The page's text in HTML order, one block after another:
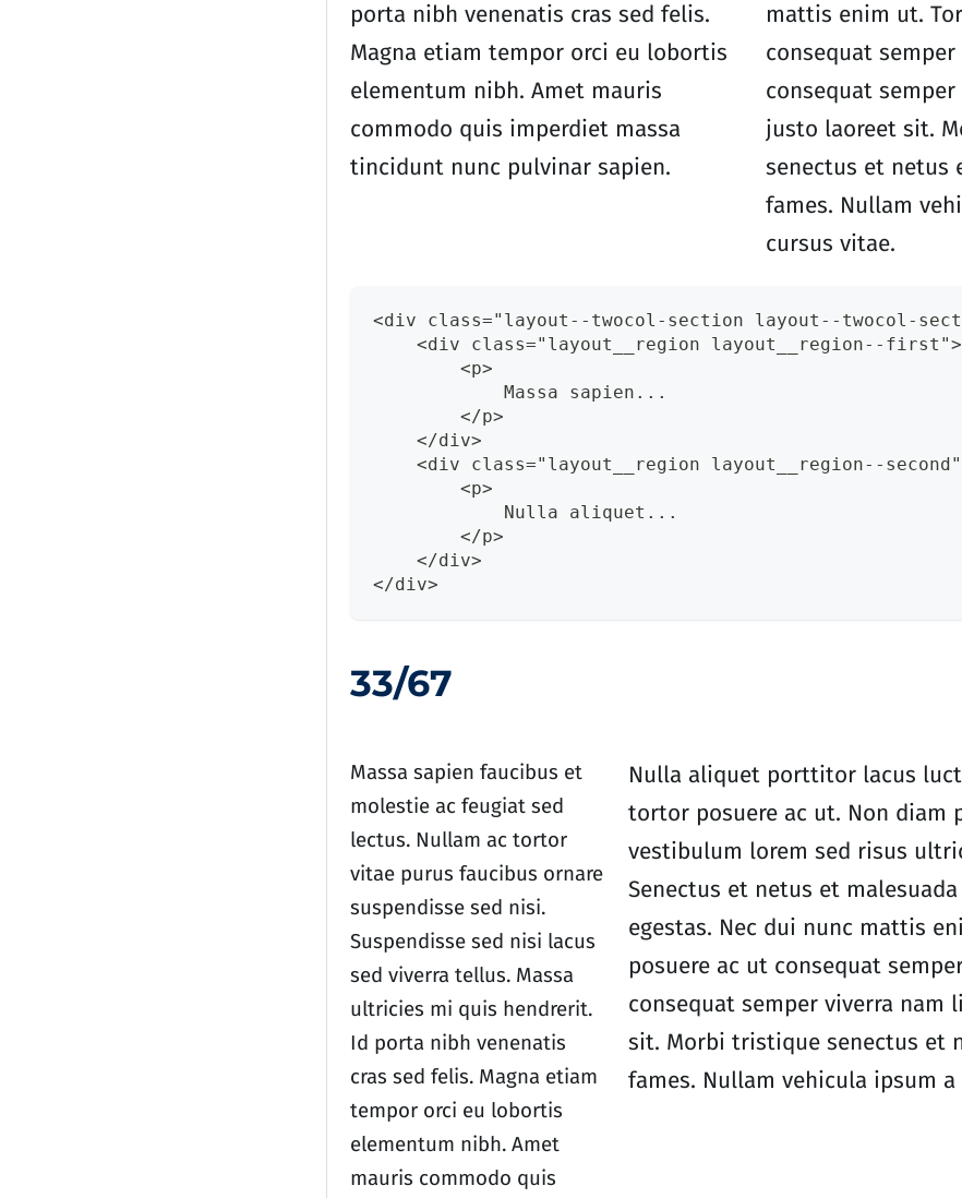
porta nibh venenatis cras sed felis.
Magna etiam tempor orci eu lobortis
elementum nibh. Amet mauris
commodo quis imperdiet massa
tincidunt nunc pulvinar sapien.
mattis enim ut.
consequat
consequat
justo laoreet sit.
senectus et netus
fames. Nullam
cursus vitae.
<div class="layout--twocol-section layout--twocol-
    <div class="layout__region layout__region--first">
        <p>
            Massa sapien...
        </p>
    </div>
<div class="layout__region layout__region--
        <p>
            Nulla aliquet...
        </p>
    </div>
</div>
33/67
Massa sapien faucibus et
molestie ac feugiat sed
lectus. Nullam ac tortor
vitae purus faucibus ornare
suspendisse sed nisi.
Suspendisse sed nisi lacus
sed viverra tellus. Massa
ultricies mi quis hendrerit.
Id porta nibh venenatis
cras sed felis. Magna etiam
tempor orci eu lobortis
elementum nibh. Amet
mauris commodo quis
Nulla aliquet porttitor lacus
tortor posuere ac ut. Non diam
vestibulum lorem sed risus
Senectus et netus et
egestas. Nec dui nunc mattis
posuere ac ut consequat
consequat semper viverra nam
sit. Morbi tristique senectus et
fames. Nullam vehicula ipsum